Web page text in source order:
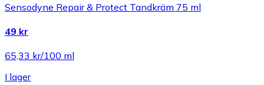
Sensodyne Repair & Protect Tandkräm 75 ml
49 kr
65,33 kr/100 ml
I lager